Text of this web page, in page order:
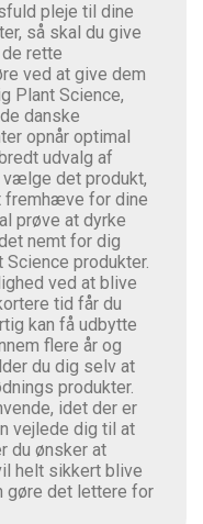
pleje til dine
så skal du give
rette
ved at give dem
Plant Science,
danske
opnår optimal
udvalg af
vælge det produkt,
fremhæve for dine
prøve at dyrke
nemt for dig
produkter.
ved at blive
tid får du
kan få udbytte
flere år og
du dig selv at
produkter.
idet der er
vejlede dig til at
du ønsker at
helt sikkert blive
gøre det lettere for